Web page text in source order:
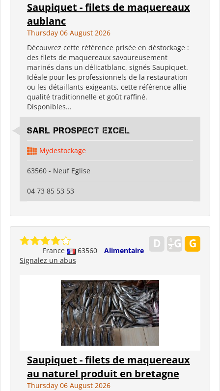
Saupiquet - filets de maquereaux
aublanc
Thursday 06 August 2026
Découvrez cette référence prisée en déstockage :
des filets de maquereaux savoureusement
marinés dans un délicatblanc, signés Saupiquet.
Idéale pour les professionnels de la restauration
ou les détaillants exigeants, cette référence allie
qualité traditionnelle et goût raffiné.
Disponibles...
SARL PROSPECT EXCEL
Mydestockage
63560 - Neuf Eglise
04 73 85 53 53
France 63560
Alimentaire
Signalez un abus
Saupiquet - filets de maquereaux
au naturel produit en bretagne
Thursday 06 August 2026